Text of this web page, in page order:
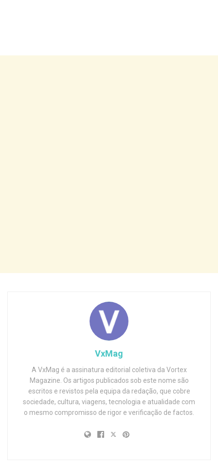
VxMag
A VxMag é a assinatura editorial coletiva da Vortex
Magazine. Os artigos publicados sob este nome são
escritos e revistos pela equipa da redação, que cobre
sociedade, cultura, viagens, tecnologia e atualidade com
o mesmo compromisso de rigor e verificação de factos.